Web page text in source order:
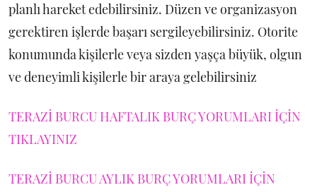
planlı hareket edebilirsiniz. Düzen ve organizasyon
gerektiren işlerde başarı sergileyebilirsiniz. Otorite
konumunda kişilerle veya sizden yaşça büyük, olgun
ve deneyimli kişilerle bir araya gelebilirsiniz
TERAZİ BURCU HAFTALIK BURÇ YORUMLARI İÇİN
TIKLAYINIZ
TERAZİ BURCU AYLIK BURÇ YORUMLARI İÇİN